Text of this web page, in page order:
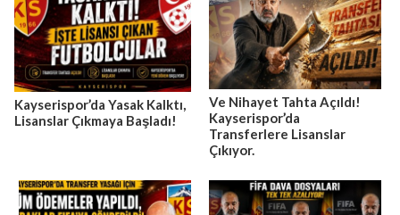
Kayserispor’da Yasak Kalktı,
Lisanslar Çıkmaya Başladı!
Ve Nihayet Tahta Açıldı!
Kayserispor’da
Transferlere Lisanslar
Çıkıyor.